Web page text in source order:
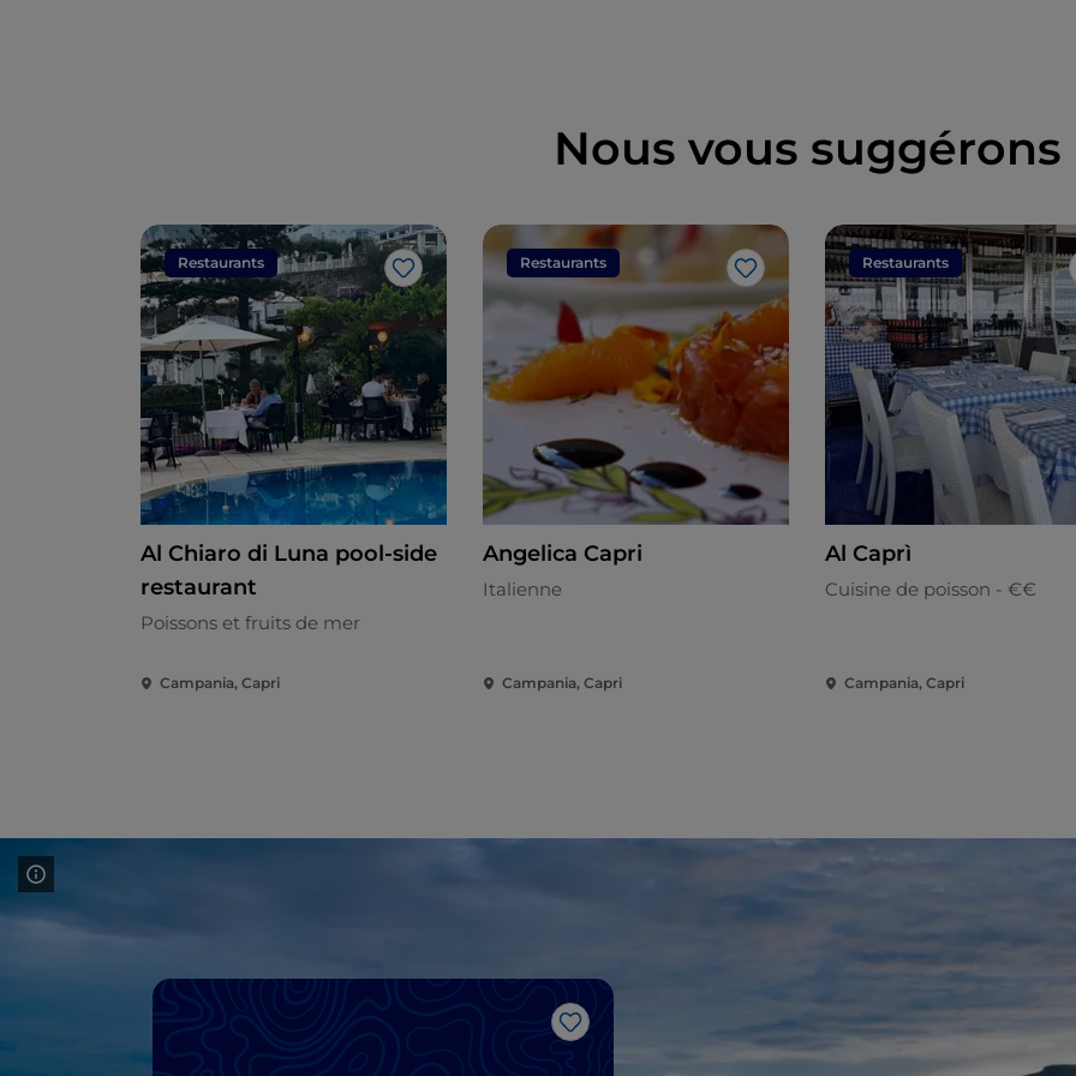
Nous vous suggérons
Restaurants
J’aime
Al Chiaro di Luna pool-side
restaurant
Poissons et fruits de mer
Campania, Capri
Restaurants
J’aime
Angelica Capri
Italienne
Campania, Capri
Restaurants
Al Caprì
Cuisine de poisson - €€
Campania, Capri
J’aime